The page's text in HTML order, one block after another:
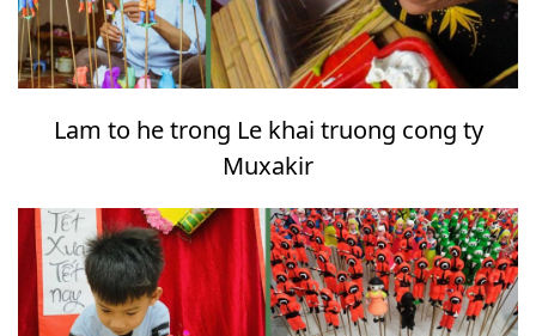
Lam to he trong Le khai truong cong ty
Muxakir